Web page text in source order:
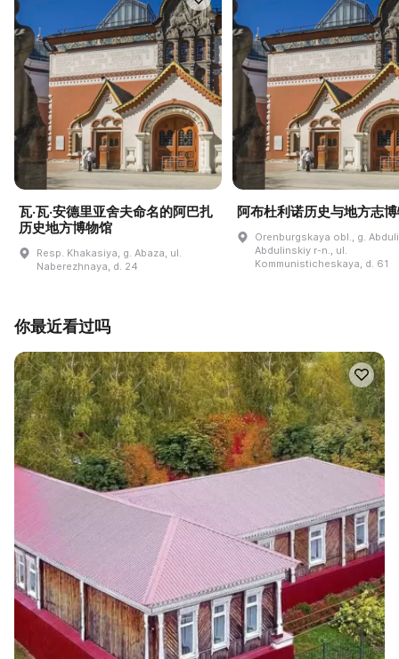
瓦·瓦·安德里亚舍夫命名的阿巴扎
历史地方博物馆
Resp. Khakasiya, g. Abaza, ul.
Naberezhnaya, d. 24
阿布杜利诺历史与地方志
Orenburgskaya obl., g.
Abdulinskiy r-n., ul.
Kommunisticheskaya, d. 61
你最近看过吗